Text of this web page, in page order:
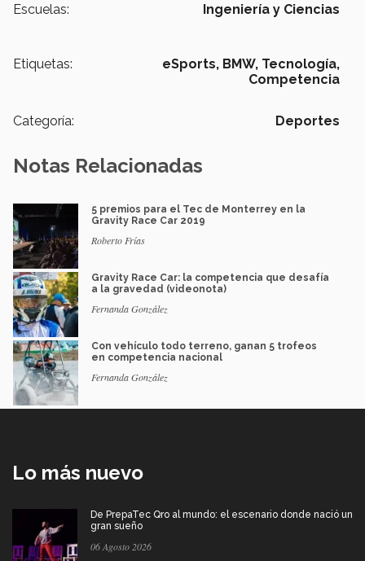
Escuelas: Ingeniería y Ciencias
Etiquetas: eSports, BMW, Tecnología,
Competencia
Categoría: Deportes
Notas Relacionadas
5 premios para el Tec de Monterrey en la
Gravity Race Car 2019
Roberto Frías
Gravity Race Car: la competencia que desafía
a la gravedad (videonota)
Fernanda González
Con vehículo todo terreno, ganan 5 trofeos
en competencia nacional
Fernanda González
Lo más nuevo
De PrepaTec Qro al mundo: el escenario donde nació un
gran sueño
06 Agosto 2026